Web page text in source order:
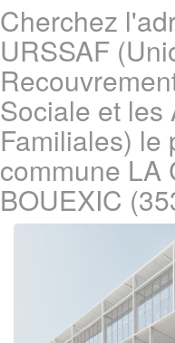
Cherchez
URSSAF
Sociale et les
Familiales) le
commune LA
BOUEXIC